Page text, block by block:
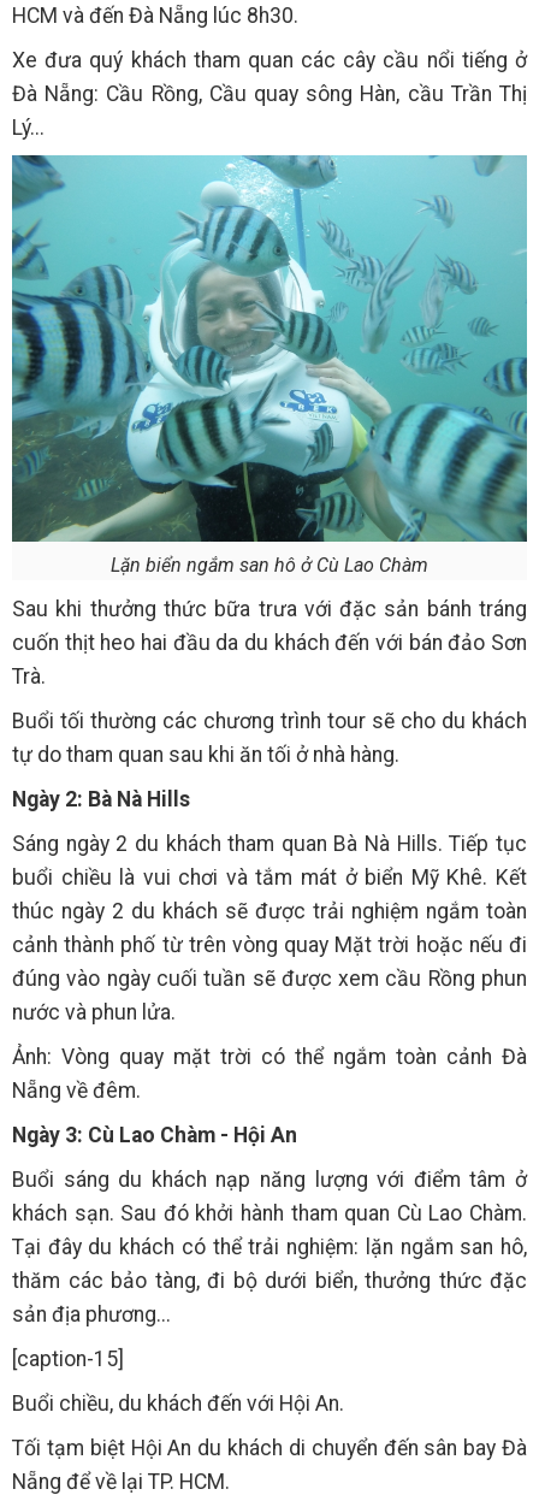
HCM và đến Đà Nẵng lúc 8h30.
Xe đưa quý khách tham quan các cây cầu nổi tiếng ở
Đà Nẵng: Cầu Rồng, Cầu quay sông Hàn, cầu Trần Thị
Lý...
Lặn biển ngắm san hô ở Cù Lao Chàm
Sau khi thưởng thức bữa trưa với đặc sản bánh tráng
cuốn thịt heo hai đầu da du khách đến với bán đảo Sơn
Trà.
Buổi tối thường các chương trình tour sẽ cho du khách
tự do tham quan sau khi ăn tối ở nhà hàng.
Ngày 2: Bà Nà Hills
Sáng ngày 2 du khách tham quan Bà Nà Hills. Tiếp tục
buổi chiều là vui chơi và tắm mát ở biển Mỹ Khê. Kết
thúc ngày 2 du khách sẽ được trải nghiệm ngắm toàn
cảnh thành phố từ trên vòng quay Mặt trời hoặc nếu đi
đúng vào ngày cuối tuần sẽ được xem cầu Rồng phun
nước và phun lửa.
Ảnh: Vòng quay mặt trời có thể ngắm toàn cảnh Đà
Nẵng về đêm.
Ngày 3: Cù Lao Chàm - Hội An
Buổi sáng du khách nạp năng lượng với điểm tâm ở
khách sạn. Sau đó khởi hành tham quan Cù Lao Chàm.
Tại đây du khách có thể trải nghiệm: lặn ngắm san hô,
thăm các bảo tàng, đi bộ dưới biển, thưởng thức đặc
sản địa phương...
[caption-15]
Buổi chiều, du khách đến với Hội An.
Tối tạm biệt Hội An du khách di chuyển đến sân bay Đà
Nẵng để về lại TP. HCM.